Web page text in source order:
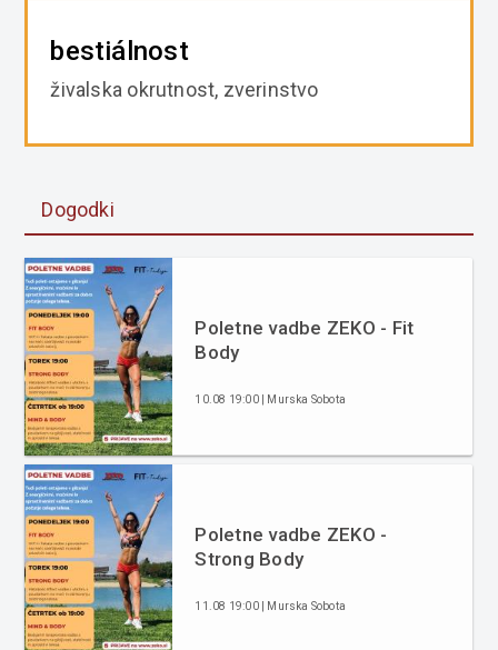
bestiálnost
živalska okrutnost, zverinstvo
Dogodki
Poletne vadbe ZEKO - Fit
Body
10.08 19:00 | Murska Sobota
Poletne vadbe ZEKO -
Strong Body
11.08 19:00 | Murska Sobota